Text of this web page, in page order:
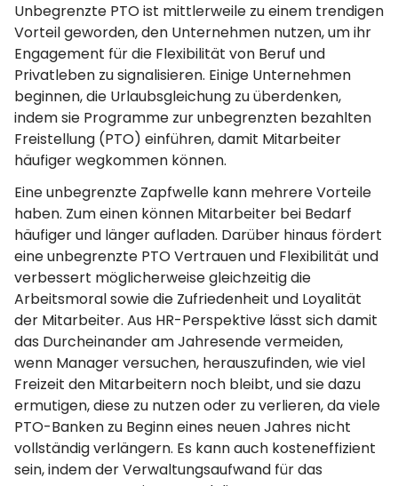
Unbegrenzte PTO ist mittlerweile zu einem trendigen
Vorteil geworden, den Unternehmen nutzen, um ihr
Engagement für die Flexibilität von Beruf und
Privatleben zu signalisieren. Einige Unternehmen
beginnen, die Urlaubsgleichung zu überdenken,
indem sie Programme zur unbegrenzten bezahlten
Freistellung (PTO) einführen, damit Mitarbeiter
häufiger wegkommen können.
Eine unbegrenzte Zapfwelle kann mehrere Vorteile
haben. Zum einen können Mitarbeiter bei Bedarf
häufiger und länger aufladen. Darüber hinaus fördert
eine unbegrenzte PTO Vertrauen und Flexibilität und
verbessert möglicherweise gleichzeitig die
Arbeitsmoral sowie die Zufriedenheit und Loyalität
der Mitarbeiter. Aus HR-Perspektive lässt sich damit
das Durcheinander am Jahresende vermeiden,
wenn Manager versuchen, herauszufinden, wie viel
Freizeit den Mitarbeitern noch bleibt, und sie dazu
ermutigen, diese zu nutzen oder zu verlieren, da viele
PTO-Banken zu Beginn eines neuen Jahres nicht
vollständig verlängern. Es kann auch kosteneffizient
sein, indem der Verwaltungsaufwand für das